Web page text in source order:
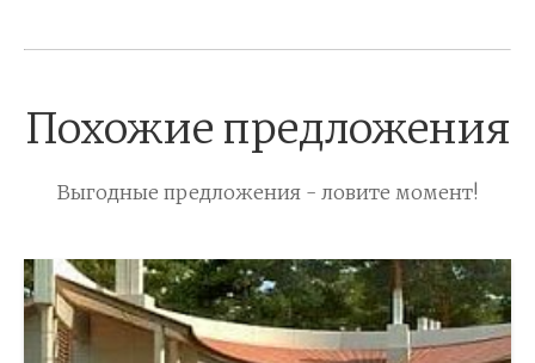
Похожие предложения
Выгодные предложения - ловите момент!